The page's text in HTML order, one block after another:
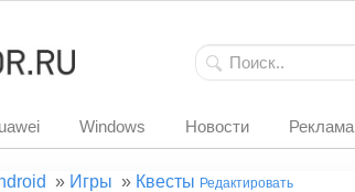
Windows Новости Реклама
» Игры » Квесты Редактировать